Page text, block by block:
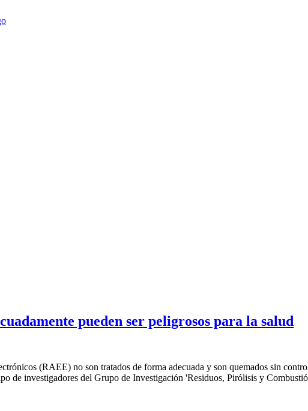
pueden ser peligrosos para la salud
(RAEE) no son tratados de forma adecuada y son quemados sin
de investigadores del Grupo de Investigación 'Residuos, Pirólisis y